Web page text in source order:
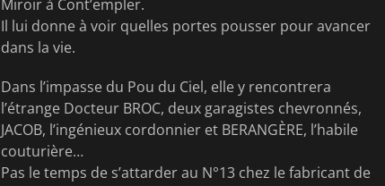
Miroir à Cont’empler.
Il lui donne à voir quelles portes pousser pour avancer
dans la vie.
Dans l’impasse du Pou du Ciel, elle y rencontrera
l’étrange Docteur BROC, deux garagistes chevronnés,
JACOB, l’ingénieux cordonnier et BERANGÈRE, l’habile
couturière…
Pas le temps de s’attarder au N°13 chez le fabricant de